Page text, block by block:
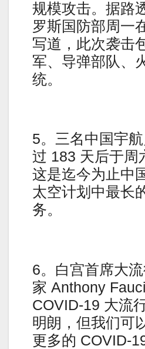
规模攻击。据路
罗斯国防部周一
写道，此次袭击
军、导弹部队、
统。
5。三名中国宇
过 183 天后于周
这是迄今为止中
太空计划中最长
务。
6。白宫首席大
家 Anthony
COVID-19 大流
明朗，但我们可
更多的 COVID-